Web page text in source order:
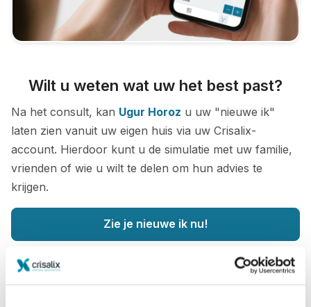
Wilt u weten wat uw het best past?
Na het consult, kan Ugur Horoz u uw "nieuwe ik"
laten zien vanuit uw eigen huis via uw Crisalix-
account. Hierdoor kunt u de simulatie met uw familie,
vrienden of wie u wilt te delen om hun advies te
krijgen.
Zie je nieuwe ik nu!